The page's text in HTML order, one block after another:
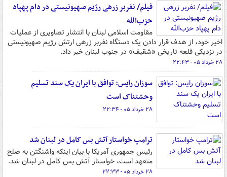
فیلم/ نفربر زرهی رژیم صهیونیستی در دام پهپاد
حزب‌الله
مقاومت اسلامی لبنان با انتشار تصاویری از عملیات
اخیر خود، از هدف قرار دادن یک دستگاه نفربر زرهی ارتش رژیم صهیونیستی
در نزدیکی قلعه تاریخی «شقیف» در جنوب لبنان خبر داد.
۲۸ خرداد ۰۵ - ۲۲:۴۳
سوزان رایس: توافق با ایران یک سند تسلیم
وحشتناک است
۲۸ خرداد ۰۵ - ۲۲:۳۴
ترامپ خواستار آتش بس کامل در لبنان شد
رئیس جمهوری آمریکا با بیان اینکه واشنگتن به صلح
متعهد است، خواستار آتش بس کامل در لبنان شد.
۲۸ خرداد ۰۵ - ۲۲:۳۳